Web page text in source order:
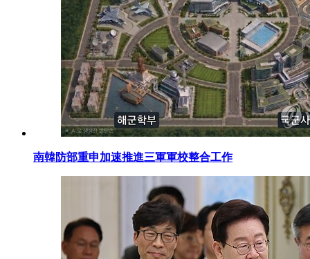
南韓防部重申加速推進三軍軍校整合工作